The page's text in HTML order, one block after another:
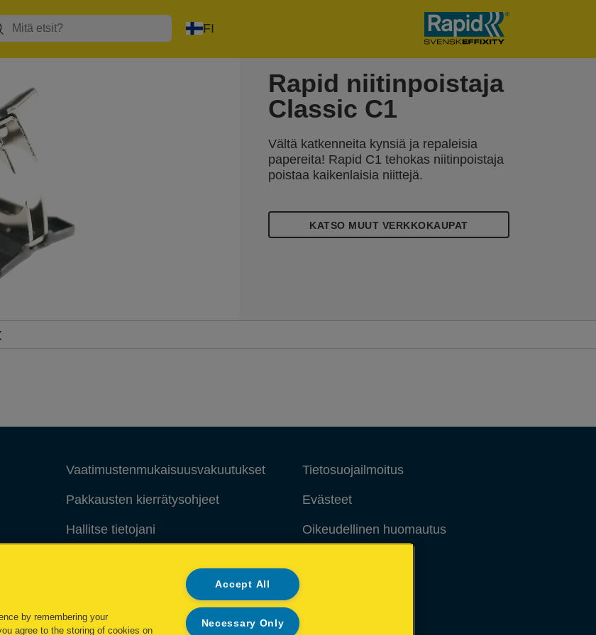
FI
Rapid niitinpoistaja
Classic C1
Vältä katkenneita kynsiä ja repaleisia
papereita! Rapid C1 tehokas niitinpoistaja
poistaa kaikenlaisia niittejä.
KATSO MUUT VERKKOKAUPAT
Vaatimustenmukaisuusvakuutukset
Pakkausten kierrätysohjeet
Hallitse tietojani
Tietosuojailmoitus
Evästeet
Oikeudellinen huomautus
by remembering your
agree to the storing of cookies on
Accept All
Necessary Only